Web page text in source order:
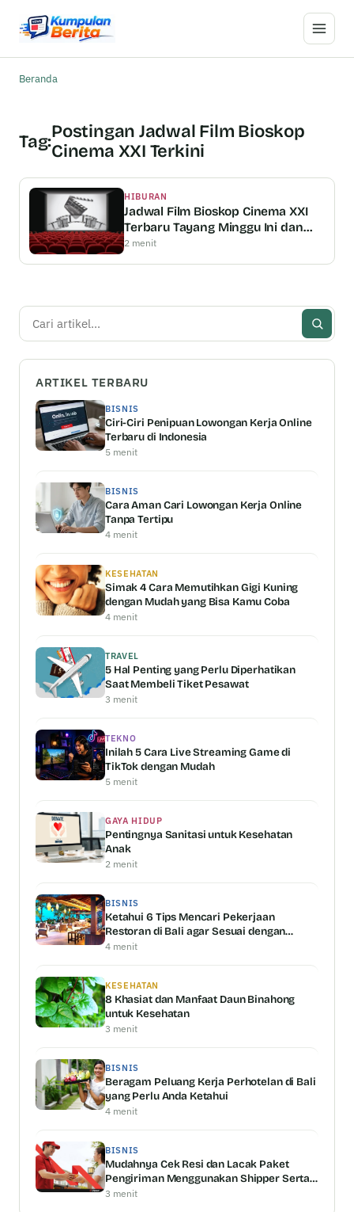
Buka
Beranda
Tag:Postingan Jadwal Film Bioskop
Cinema XXI Terkini
HIBURAN
Jadwal Film Bioskop Cinema XXI
Terbaru Tayang Minggu Ini dan
Cooming Soon
2 menit
Cari
ARTIKEL TERBARU
BISNIS
Ciri-Ciri Penipuan Lowongan Kerja Online
Terbaru di Indonesia
5 menit
BISNIS
Cara Aman Cari Lowongan Kerja Online
Tanpa Tertipu
4 menit
KESEHATAN
Simak 4 Cara Memutihkan Gigi Kuning
dengan Mudah yang Bisa Kamu Coba
4 menit
TRAVEL
5 Hal Penting yang Perlu Diperhatikan
Saat Membeli Tiket Pesawat
3 menit
TEKNO
Inilah 5 Cara Live Streaming Game di
TikTok dengan Mudah
5 menit
GAYA HIDUP
Pentingnya Sanitasi untuk Kesehatan
Anak
2 menit
BISNIS
Ketahui 6 Tips Mencari Pekerjaan
Restoran di Bali agar Sesuai dengan
Kemampuan Anda
4 menit
KESEHATAN
8 Khasiat dan Manfaat Daun Binahong
untuk Kesehatan
3 menit
BISNIS
Beragam Peluang Kerja Perhotelan di Bali
yang Perlu Anda Ketahui
4 menit
BISNIS
Mudahnya Cek Resi dan Lacak Paket
Pengiriman Menggunakan Shipper Serta
Keunggulannya
3 menit